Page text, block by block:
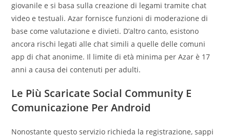
giovanile e si basa sulla creazione di legami tramite chat
video e testuali. Azar fornisce funzioni di moderazione di
base come valutazione e divieti. D’altro canto, esistono
ancora rischi legati alle chat simili a quelle delle comuni
app di chat anonime. Il limite di età minima per Azar è 17
anni a causa dei contenuti per adulti.
Le Più Scaricate Social Community E
Comunicazione Per Android
Nonostante questo servizio richieda la registrazione, sappi